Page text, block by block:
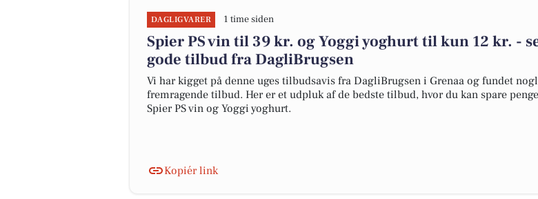
DAGLIGVARER 1 time siden
Spier PS vin til 39 kr. og Yoggi yoghurt til kun 12 kr. -
gode tilbud fra DagliBrugsen
Vi har kigget på denne uges tilbudsavis fra DagliBrugsen i Grenaa og fundet
fremragende tilbud. Her er et udpluk af de bedste tilbud, hvor du kan spare
Spier PS vin og Yoggi yoghurt.
Kopiér link